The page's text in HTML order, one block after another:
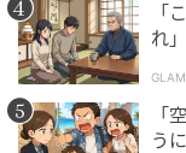
数日後、義母の葬
んだ！」と怒号
はただ一言、「
とだけ返信。
「
れ
た一
GLAM
「
う